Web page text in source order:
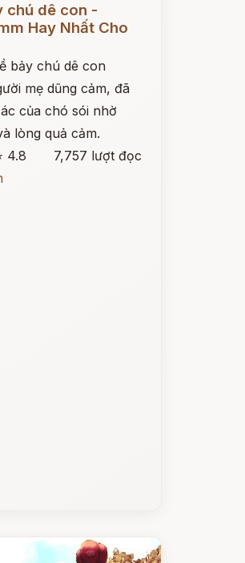
chú dê con -
Hay Nhất Cho
bảy chú dê con
mẹ dũng cảm, đã
của chó sói nhờ
lòng quả cảm.
4.8
7,757 lượt đọc